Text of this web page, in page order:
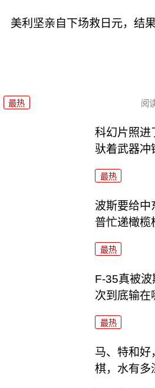
美利坚亲自下场救日元，结
最热 阅
科幻片照进
驮着武器冲
最热
波斯要给中
普忙递橄榄
最热
F-35真被
次到底输在
最热
马、特和好
棋，水有多